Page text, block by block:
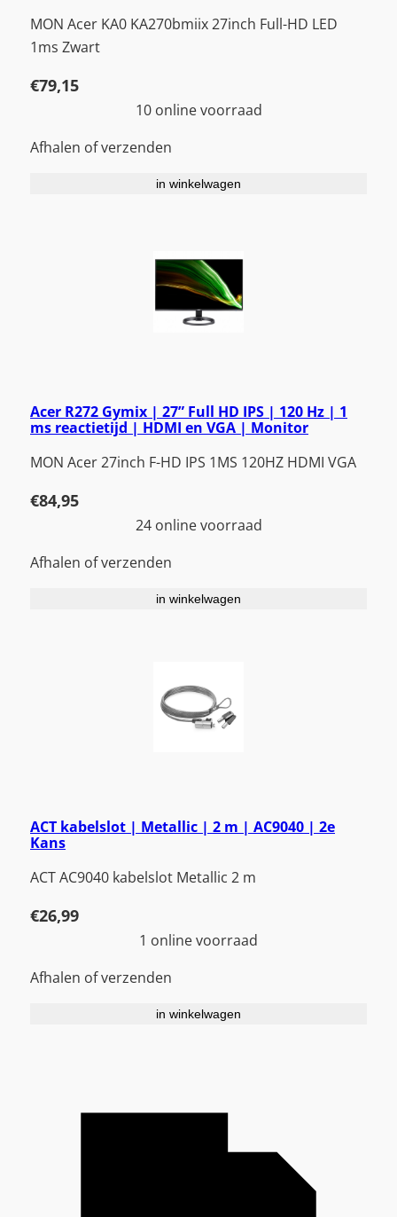
MON Acer KA0 KA270bmiix 27inch Full-HD LED
1ms Zwart
€79,15
10 online voorraad
Afhalen of verzenden
in winkelwagen
Acer R272 Gymix | 27” Full HD IPS | 120 Hz | 1
ms reactietijd | HDMI en VGA | Monitor
MON Acer 27inch F-HD IPS 1MS 120HZ HDMI VGA
€84,95
24 online voorraad
Afhalen of verzenden
in winkelwagen
ACT kabelslot | Metallic | 2 m | AC9040 | 2e
Kans
ACT AC9040 kabelslot Metallic 2 m
€26,99
1 online voorraad
Afhalen of verzenden
in winkelwagen